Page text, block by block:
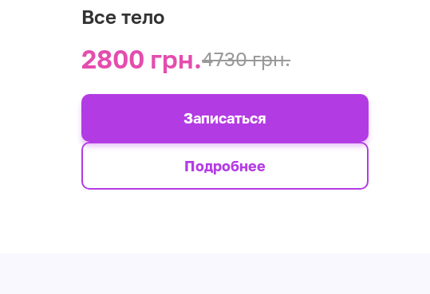
Все тело
2800 грн.4730 грн.
Подробнее
Записаться